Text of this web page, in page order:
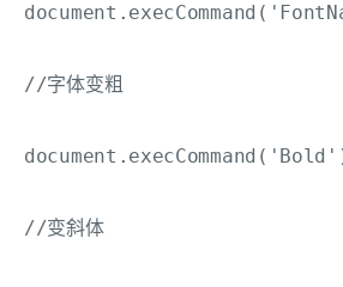
//字体变粗
//变斜体